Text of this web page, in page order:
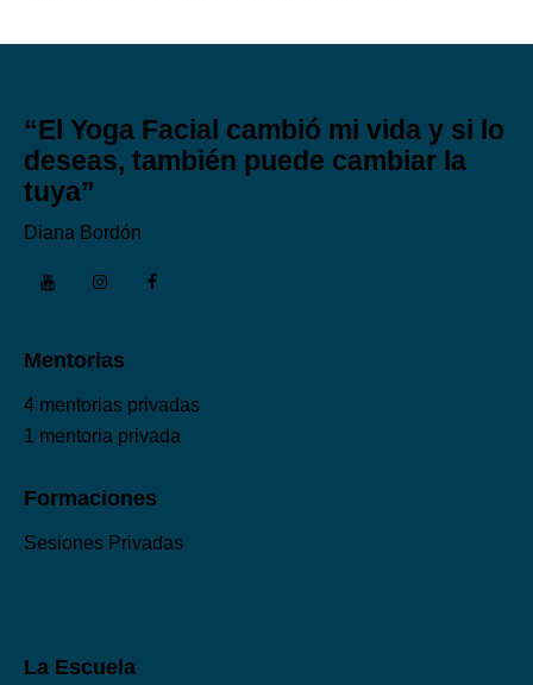
“El Yoga Facial cambió mi vida y si lo
deseas, también puede cambiar la
tuya”
Diana Bordón
Mentorias
4 mentorias privadas
1 mentoria privada
Formaciones
Sesiones Privadas
La Escuela